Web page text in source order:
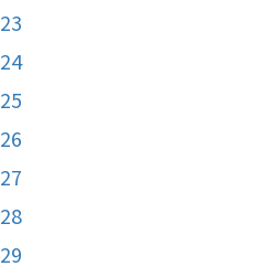
23
24
25
26
27
28
29